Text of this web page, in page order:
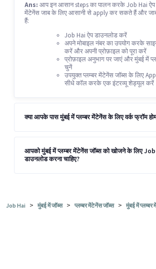
Ans: आप इन आसान steps का पालन करके Job Hai ऐप
मेंटेनेंस जाब के लिए आसानी से apply कर सकते हैं और
हैं:
Job Hai ऐप डाउनलोड करें
अपने मोबाइल नंबर का उपयोग करके
करें और अपनी प्रोफ़ाइल को पूरा करें
प्रोफ़ाइल अनुभाग पर जाएं और मुंबई में
चुनें
उपयुक्त प्लम्बर मेंटेनेंस जॉब्स के लिए
सीधे कॉल करके एक इंटरव्यू शेड्यूल करें
क्या आपके पास मुंबई में प्लम्बर मेंटेनेंस के लिए वर्क फ्रॉम
आपको मुंबई में प्लम्बर मेंटेनेंस जॉब्स को खोजने के लिए Job
डाउनलोड करना चाहिए?
Job Hai > मुंबई में जॉब्स > प्लम्बर मेंटेनेंस जॉब्स > मुंबई में प्लम्बर